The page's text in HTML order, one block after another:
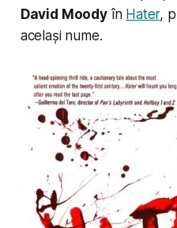
David Moodyîn Hater,
același nume.